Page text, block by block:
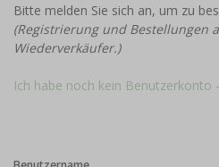
Bitte melden Sie sich an, um zu
(Registrierung und Bestellungen
Wiederverkäufer.)
Ich habe noch kein Benutzerkonto